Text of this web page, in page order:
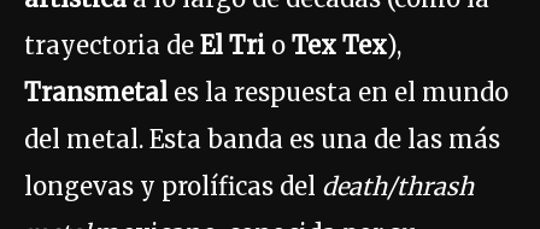
trayectoria de El Tri o Tex Tex),
Transmetal es la respuesta en el mundo
del metal. Esta banda es una de las más
longevas y prolíficas del death/thrash